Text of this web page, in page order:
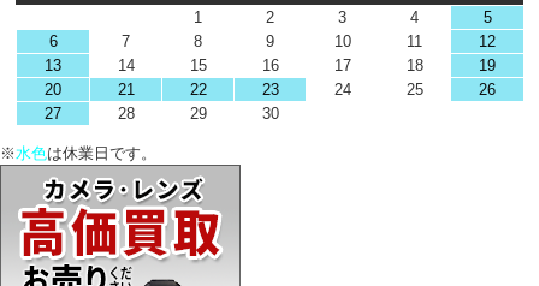
1
2 3 4
5
6
7 8 9 10 11
12
13
14 15 16 17 18
19
20
21 22 23 24 25
26
27
28 29 30
※水色は休業日です。